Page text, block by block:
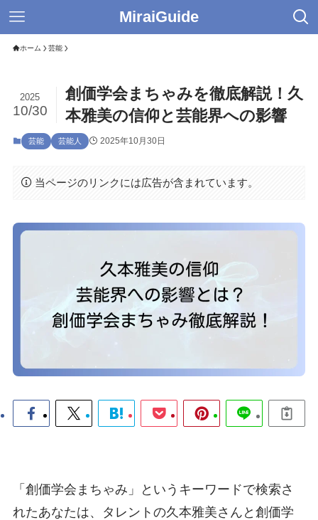
MiraiGuide
ホーム 芸能
創価学会まちゃみを徹底解説！久
本雅美の信仰と芸能界への影響
2025
10/30
芸能 芸能人 2025年10月30日
当ページのリンクには広告が含まれています。
「創価学会まちゃみ」というキーワードで検索さ
れたあなたは、タレントの久本雅美さんと創価学